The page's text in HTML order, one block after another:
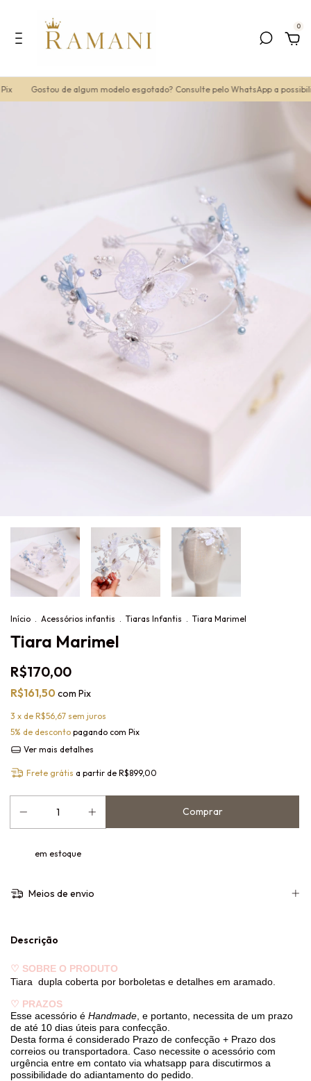
0
Gostou de algum modelo esgotado? Consulte pelo WhatsApp a
Início . Acessórios infantis . Tiaras Infantis . Tiara Marimel
Tiara Marimel
R$170,00
R$161,50 com Pix
3 x de R$56,67 sem juros
5% de desconto pagando com Pix
Ver mais detalhes
Frete grátis a partir de R$899,00
em estoque
Meios de envio
Descrição
♡ SOBRE O PRODUTO
Tiara dupla coberta por borboletas e detalhes em aramado.
♡ PRAZOS
Esse acessório é Handmade , e portanto, necessita de um prazo
de até 10 dias úteis para confecção.
Desta forma é considerado Prazo de confecção + Prazo dos
correios ou transportadora. Caso necessite o acessório com
urgência entre em contato via whatsapp para discutirmos a
possibilidade do adiantamento do pedido.